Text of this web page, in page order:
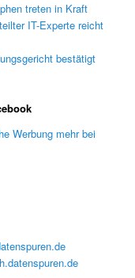
treten in Kraft
IT-Experte reicht
bestätigt
Werbung mehr bei